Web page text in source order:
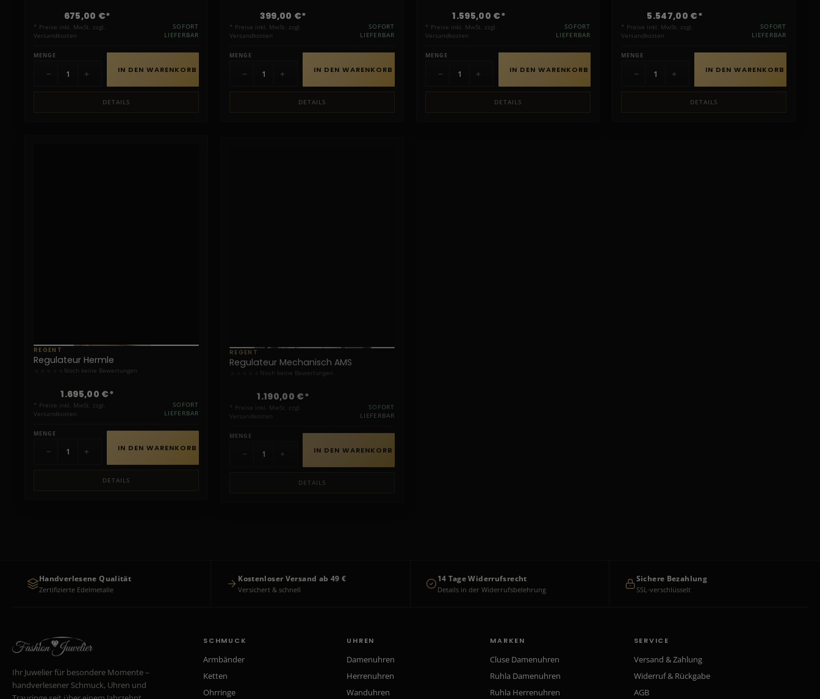
675,00 €*
* Preise inkl. MwSt. zzgl.
Versandkosten
SOFORT
LIEFERBAR
MENGE
− + IN DEN WARENKORB
DETAILS
399,00 €*
* Preise inkl. MwSt. zzgl.
Versandkosten
SOFORT
LIEFERBAR
MENGE
− + IN DEN WARENKORB
DETAILS
1.595,00 €*
* Preise inkl. MwSt. zzgl.
Versandkosten
SOFORT
LIEFERBAR
MENGE
− + IN DEN WARENKORB
DETAILS
5.547,00 €*
* Preise inkl. MwSt. zzgl.
Versandkosten
SOFORT
LIEFERBAR
MENGE
− + IN DEN WARENKORB
DETAILS
REGENT
Regulateur Hermle
Noch keine Bewertungen
1.695,00 €*
* Preise inkl. MwSt. zzgl.
Versandkosten
SOFORT
LIEFERBAR
MENGE
− + IN DEN WARENKORB
DETAILS
REGENT
Regulateur Mechanisch AMS
★★ Noch keine Bewertungen
1.190,00 €*
* Preise inkl. MwSt. zzgl.
Versandkosten
SOFORT
LIEFERBAR
MENGE
IN DEN WARENKORB
DETAILS
Handverlesene Qualität
Zertifizierte Edelmetalle
Kostenloser Versand ab 49 €
Versichert & schnell
14 Tage Widerrufsrecht
Details in der Widerrufsbelehrung
Sichere Bezahlung
SSL-verschlüsselt
Ihr Juwelier für besondere Momente –
handverlesener Schmuck, Uhren und
SCHMUCK
Armbänder
Ketten
Ohrringe
UHREN
Damenuhren
Herrenuhren
Wanduhren
MARKEN
Cluse Damenuhren
Ruhla Damenuhren
Ruhla Herrenuhren
SERVICE
Versand & Zahlung
Widerruf & Rückgabe
AGB